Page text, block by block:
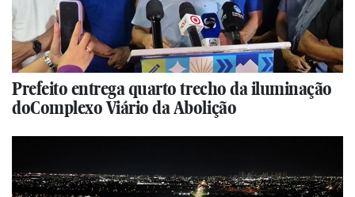
Prefeito entrega quarto trecho da iluminação
doComplexo Viário da Abolição